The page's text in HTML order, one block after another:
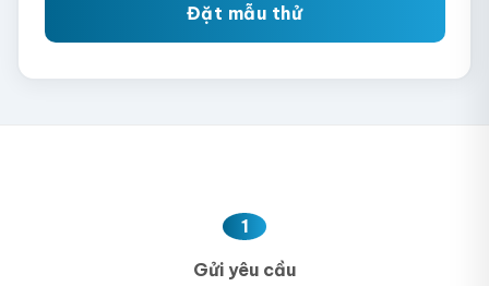
Đặt mẫu thử
1
Gửi yêu cầu